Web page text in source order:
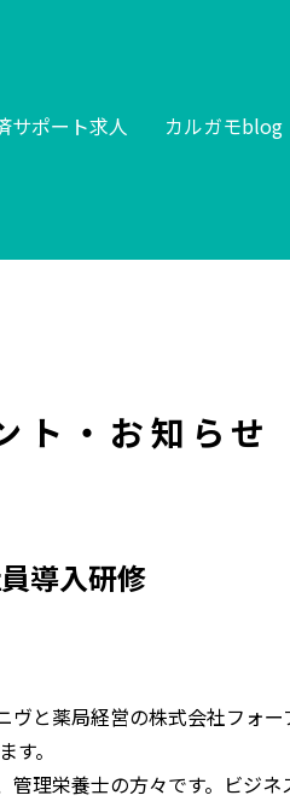
サポート求人 カルガモblog
ト・お知らせ
導入研修
と薬局経営の株式会社フォ
。
理栄養士の方々です。ビジ